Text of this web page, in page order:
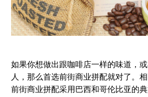
如果你想做出跟咖啡店一样的味道，
人，那么首选前街商业拼配就对了。
前街商业拼配采用巴西和哥伦比亚的